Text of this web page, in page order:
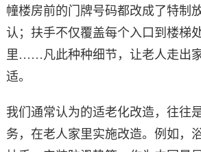
幢楼房前的门牌号码都改成了特制
认；扶手不仅覆盖每个入口到楼梯
里……凡此种种细节，让老人走出
适。
我们通常认为的适老化改造，往往
务，在老人家里实施改造。例如，